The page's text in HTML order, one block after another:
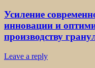
Усиление
инновации и
производству
Leave a reply